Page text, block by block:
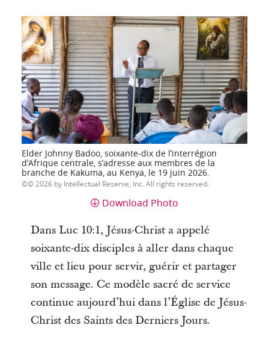
Elder Johnny Badoo, soixante-dix de l’interrégion
d’Afrique centrale, s’adresse aux membres de la
branche de Kakuma, au Kenya, le 19 juin 2026.
© 2026 by Intellectual Reserve, Inc. All rights reserved.
Download Photo
Dans Luc 10:1, Jésus-Christ a appelé
soixante-dix disciples à aller dans chaque
ville et lieu pour servir, guérir et partager
son message. Ce modèle sacré de service
continue aujourd’hui dans l’Église de Jésus-
Christ des Saints des Derniers Jours.